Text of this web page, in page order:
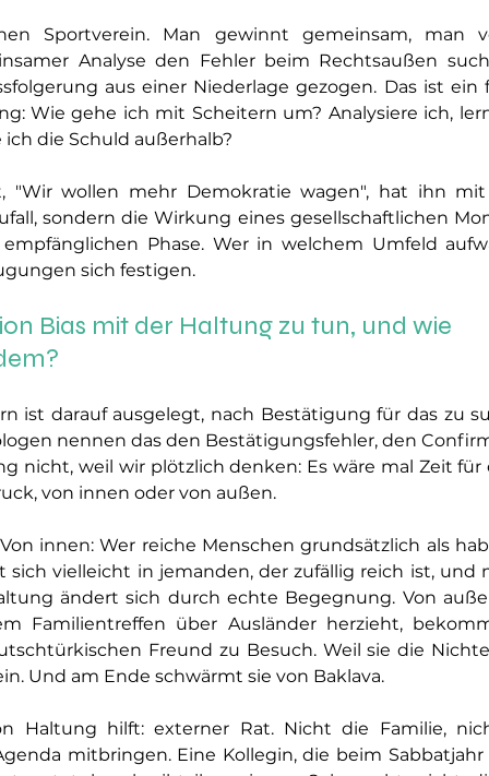
Sportverein. Man gewinnt gemeinsam, man
Analyse den Fehler beim Rechtsaußen
aus einer Niederlage gezogen. Das ist ein
Wie gehe ich mit Scheitern um? Analysiere ich,
die Schuld außerhalb?
"Wir wollen mehr Demokratie wagen", hat ihn
sondern die Wirkung eines gesellschaftlichen
Phase. Wer in welchem Umfeld
sich festigen.
Bias mit der Haltung zu tun, und wie
ist darauf ausgelegt, nach Bestätigung für das zu
nennen das den Bestätigungsfehler, den
nicht, weil wir plötzlich denken: Es wäre mal Zeit für
von innen oder von außen.
innen: Wer reiche Menschen grundsätzlich als
sich vielleicht in jemanden, der zufällig reich ist, und
ändert sich durch echte Begegnung. Von
Familientreffen über Ausländer herzieht,
Freund zu Besuch. Weil sie die
Und am Ende schwärmt sie von Baklava.
Haltung hilft: externer Rat. Nicht die Familie,
mitbringen. Eine Kollegin, die beim Sabbatjahr